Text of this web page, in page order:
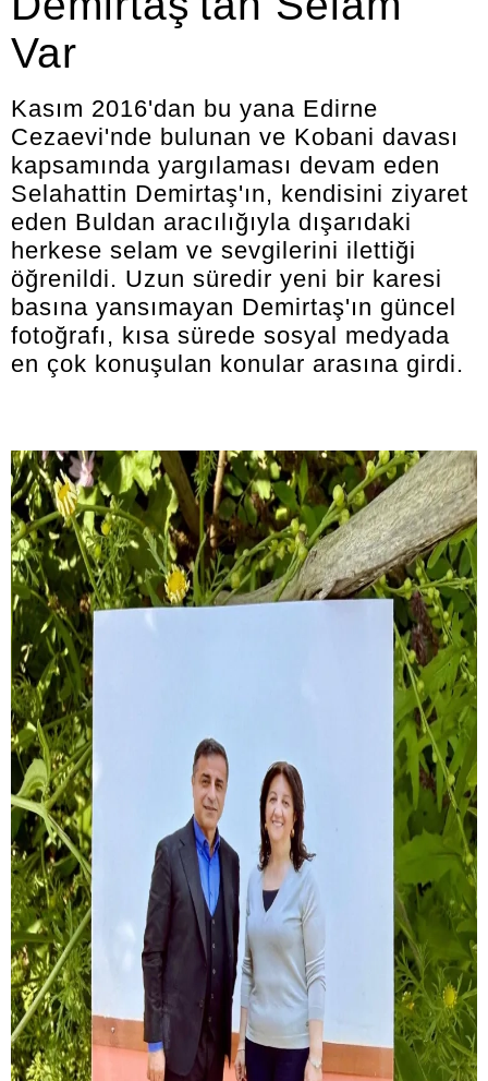
Var
Kasım 2016'dan bu yana Edirne
Cezaevi'nde bulunan ve Kobani davası
kapsamında yargılaması devam eden
Selahattin Demirtaş'ın, kendisini ziyaret
eden Buldan aracılığıyla dışarıdaki
herkese selam ve sevgilerini ilettiği
öğrenildi. Uzun süredir yeni bir karesi
basına yansımayan Demirtaş'ın güncel
fotoğrafı, kısa sürede sosyal medyada
en çok konuşulan konular arasına girdi.